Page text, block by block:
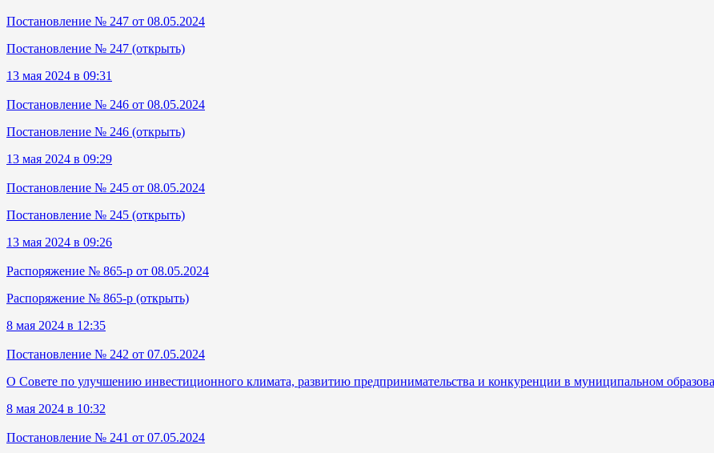
Постановление № 247 от 08.05.2024
Постановление № 247 (открыть)
13 мая 2024 в 09:31
Постановление № 246 от 08.05.2024
Постановление № 246 (открыть)
13 мая 2024 в 09:29
Постановление № 245 от 08.05.2024
Постановление № 245 (открыть)
13 мая 2024 в 09:26
Распоряжение № 865-р от 08.05.2024
Распоряжение № 865-р (открыть)
8 мая 2024 в 12:35
Постановление № 242 от 07.05.2024
О Совете по улучшению инвестиционного климата, развитию предпринимательства и конкуренции в муниципальном
8 мая 2024 в 10:32
Постановление № 241 от 07.05.2024